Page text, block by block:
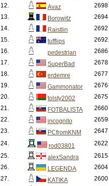
12.
Avaz
2698
13.
Borowitz
2694
14.
Raistlin
2692
15.
tufflips
2692
16.
pedestrian
2686
17.
SuperBad
2678
18.
erdemre
2677
19.
Gammonator
2676
20.
tolsty2002
2675
21.
FOTBALISTA
2660
22.
incognito
2659
23.
PCfromKNM
2647
24.
rod03801
2622
25.
alexSandra
2615
26.
LEGENDA
2604
27.
KATIKA
2600